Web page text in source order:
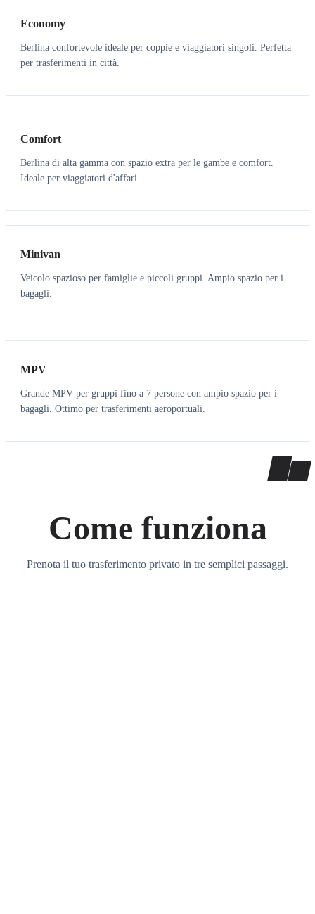
Economy
Berlina confortevole ideale per coppie e viaggiatori singoli. Perfetta
per trasferimenti in città.
3 3
Comfort
Berlina di alta gamma con spazio extra per le gambe e comfort.
Ideale per viaggiatori d'affari.
6 5
Minivan
Veicolo spazioso per famiglie e piccoli gruppi. Ampio spazio per i
bagagli.
7 7
MPV
Grande MPV per gruppi fino a 7 persone con ampio spazio per i
bagagli. Ottimo per trasferimenti aeroportuali.
Come funziona
Prenota il tuo trasferimento privato in tre semplici passaggi.